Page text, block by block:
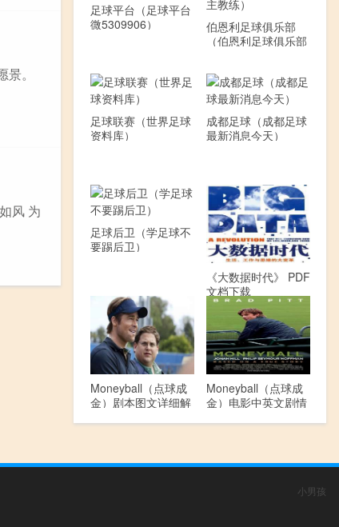
。
风 为
足球平台（足球平台
微5309906）
伯恩利足球俱乐部
（伯恩利足球俱乐部
足球联赛（世界足球
资料库）
成都足球（成都足球
最新消息今天）
足球后卫（学足球不
要踢后卫）
《大数据时代》 PDF
文档下载
Moneyball（点球成
金）剧本图文详细解
Moneyball（点球成
金）电影中英文剧情
小男孩